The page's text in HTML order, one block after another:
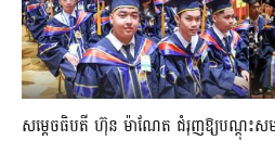
សម្តេចធិបតី ហ៊ុន ម៉ាណែត ជំរុញឱ្យបណ្តុះស